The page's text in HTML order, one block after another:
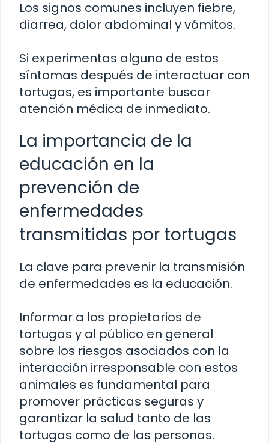
Los signos comunes incluyen fiebre,
diarrea, dolor abdominal y vómitos.
Si experimentas alguno de estos
síntomas después de interactuar con
tortugas, es importante buscar
atención médica de inmediato.
La importancia de la
educación en la
prevención de
enfermedades
transmitidas por tortugas
La clave para prevenir la transmisión
de enfermedades es la educación.
Informar a los propietarios de
tortugas y al público en general
sobre los riesgos asociados con la
interacción irresponsable con estos
animales es fundamental para
promover prácticas seguras y
garantizar la salud tanto de las
tortugas como de las personas.